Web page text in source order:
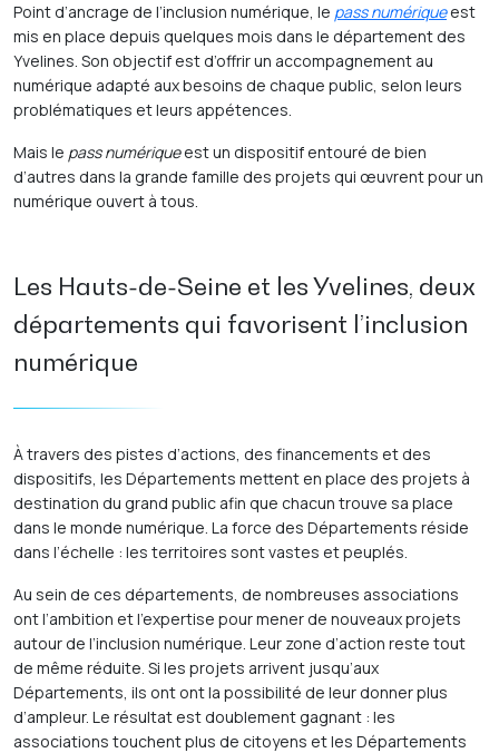
Point d’ancrage de l’inclusion numérique, le pass numériqueest
mis en place depuis quelques mois dans le département des
Yvelines. Son objectif est d’offrir un accompagnement au
numérique adapté aux besoins de chaque public, selon leurs
problématiques et leurs appétences.
Mais le pass numériqueest un dispositif entouré de bien
d’autres dans la grande famille des projets qui œuvrent pour un
numérique ouvert à tous.
Les Hauts-de-Seine et les Yvelines, deux
départements qui favorisent l’inclusion
numérique
À travers des pistes d’actions, des financements et des
dispositifs, les Départements mettent en place des projets à
destination du grand public afin que chacun trouve sa place
dans le monde numérique. La force des Départements réside
dans l’échelle : les territoires sont vastes et peuplés.
Au sein de ces départements, de nombreuses associations
ont l’ambition et l’expertise pour mener de nouveaux projets
autour de l’inclusion numérique. Leur zone d’action reste tout
de même réduite. Si les projets arrivent jusqu’aux
Départements, ils ont ont la possibilité de leur donner plus
d’ampleur. Le résultat est doublement gagnant : les
associations touchent plus de citoyens et les Départements